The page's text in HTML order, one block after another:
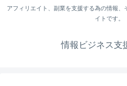
アフィリエイト、副業を支援する為の情報
イトです。
情報ビジネス支